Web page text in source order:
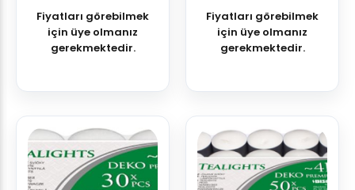
Fiyatları görebilmek
için üye olmanız
gerekmektedir.
Fiyatları görebilmek
için üye olmanız
gerekmektedir.